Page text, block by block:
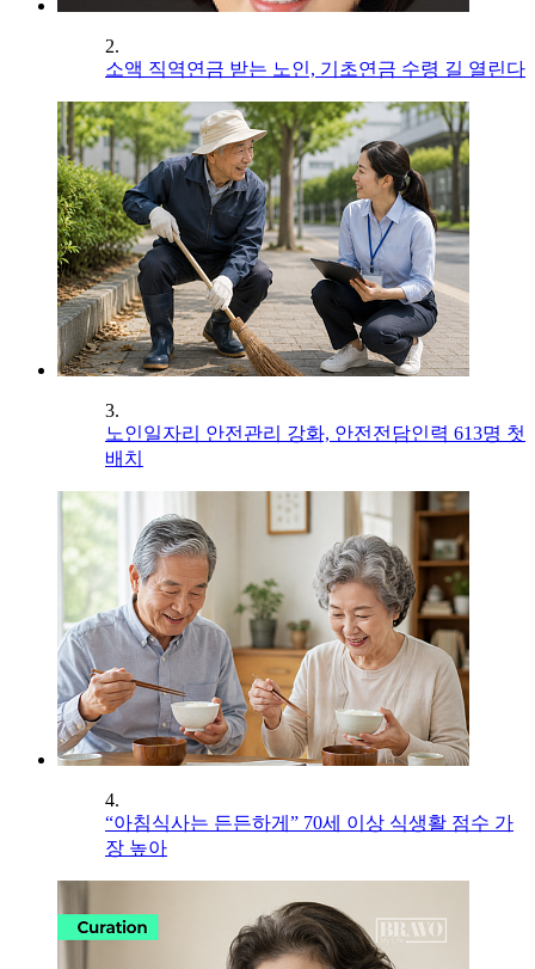
2.
소액 직역연금 받는 노인, 기초연금 수령 길 열린다
3.
노인일자리 안전관리 강화, 안전전담인력 613명 첫
배치
4.
“아침식사는 든든하게” 70세 이상 식생활 점수 가
장 높아